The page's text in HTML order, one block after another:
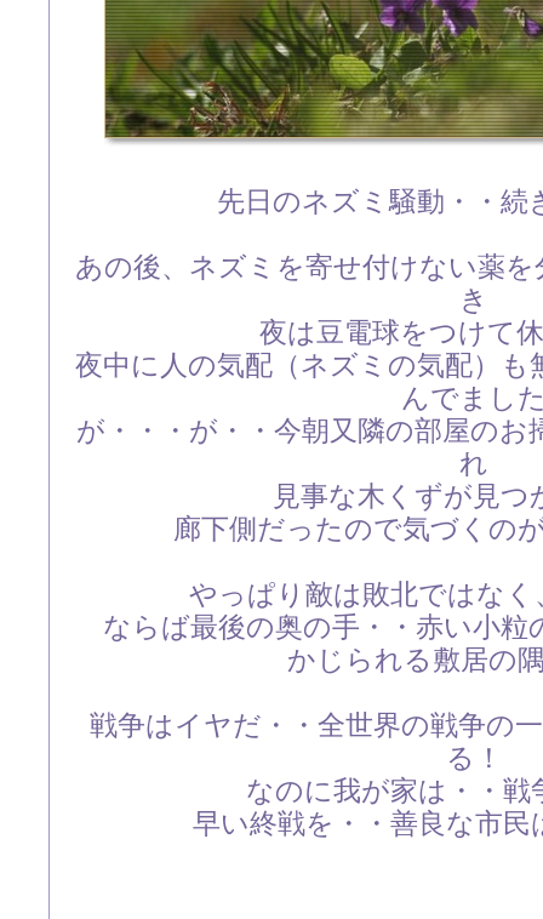
先日のネズミ騒動・・続
あの後、ネズミを寄せ付けない薬
き
夜は豆電球をつけて
夜中に人の気配（ネズミの気配）
んでまし
が・・・が・・今朝又隣の部屋の
れ
見事な木くずが見つ
廊下側だったので気づくの
やっぱり敵は敗北ではなく
ならば最後の奥の手・・赤い小
かじられる敷居の
戦争はイヤだ・・全世界の戦争の
る！
なのに我が家は・・戦
早い終戦を・・善良な市